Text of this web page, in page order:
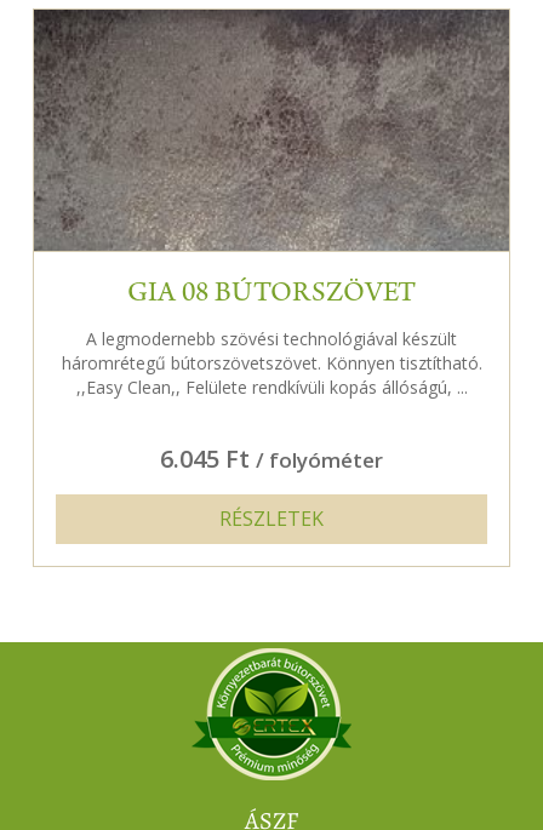
GIA 08 BÚTORSZÖVET
A legmodernebb szövési technológiával készült
háromrétegű bútorszövetszövet. Könnyen tisztítható.
,,Easy Clean,, Felülete rendkívüli kopás állóságú, ...
6.045 Ft / folyóméter
RÉSZLETEK
ÁSZF